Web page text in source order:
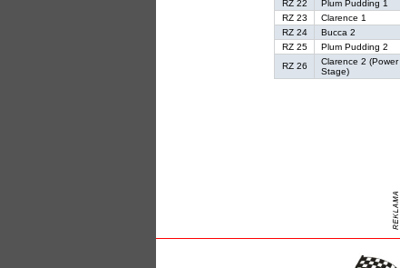
RZ 22
Plum Pudding 1
RZ 23
Clarence 1
RZ 24
Bucca 2
RZ 25
Plum Pudding 2
RZ 26
Clarence 2 (Power
Stage)